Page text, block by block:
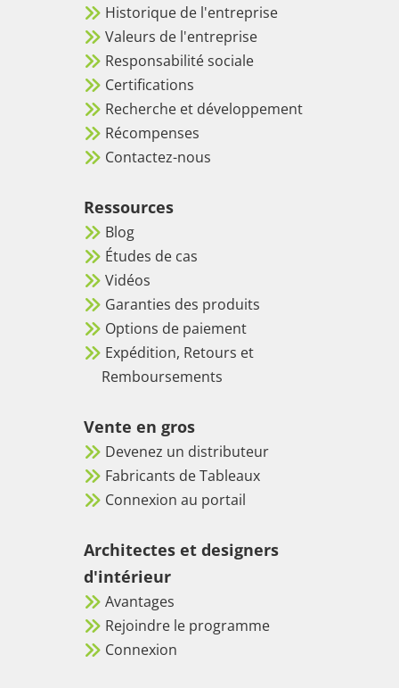
Historique de l'entreprise
Valeurs de l'entreprise
Responsabilité sociale
Certifications
Recherche et développement
Récompenses
Contactez-nous
Ressources
Blog
Études de cas
Vidéos
Garanties des produits
Options de paiement
Expédition, Retours et
Remboursements
Vente en gros
Devenez un distributeur
Fabricants de Tableaux
Connexion au portail
Architectes et designers
d'intérieur
Avantages
Rejoindre le programme
Connexion